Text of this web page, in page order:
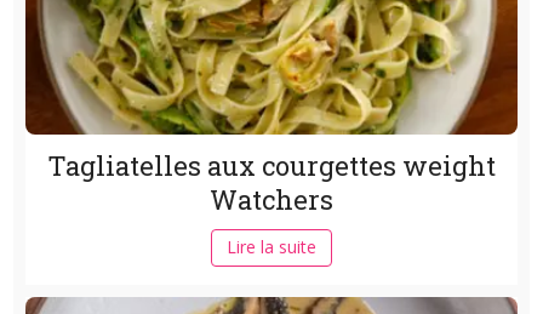
Tagliatelles aux courgettes weight
Watchers
Lire la suite